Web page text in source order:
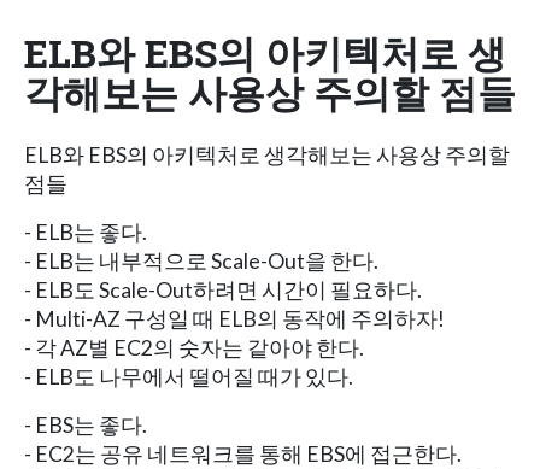
ELB와 EBS의 아키텍처로 생
각해보는 사용상 주의할 점들
ELB와 EBS의 아키텍처로 생각해보는 사용상 주의할
점들
- ELB는 좋다.
- ELB는 내부적으로 Scale-Out을 한다.
- ELB도 Scale-Out하려면 시간이 필요하다.
- Multi-AZ 구성일 때 ELB의 동작에 주의하자!
- 각 AZ별 EC2의 숫자는 같아야 한다.
- ELB도 나무에서 떨어질 때가 있다.
- EBS는 좋다.
- EC2는 공유 네트워크를 통해 EBS에 접근한다.